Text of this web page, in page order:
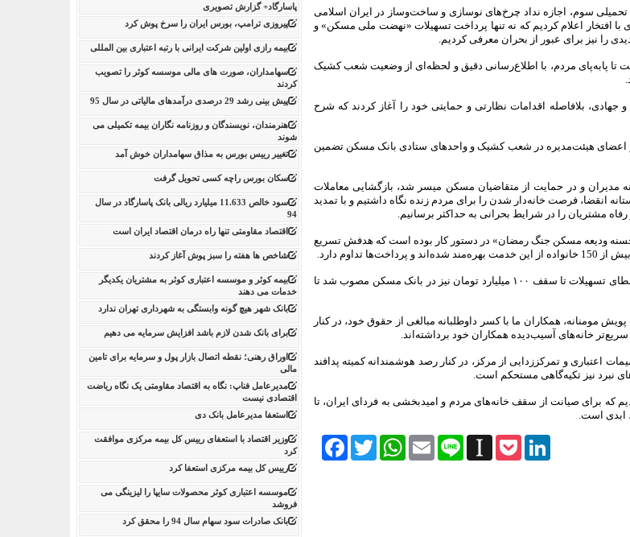
پاسارگاد+ گزارش تصویری
پیروزی ترامپ، بورس ایران را سرخ پوش کرد
بیمه رازی اولین شرکت ایرانی با رتبه اعتباری بین المللی
سهامداران، صورت های مالی موسسه کوثر را تصویب
کردند
پیش بینی رشد 29 درصدی درآمدهای مالیاتی در سال 95
هنرمندان، نویسندگان و روزنامه نگاران بیمه تکمیلی می
شوند
تغییر رییس بورس به مذاق سهامداران خوش آمد
سکان بورس راچه کسی تحویل گرفت
سود خالص 11.633 میلیارد ریالی بانک پاسارگاد در سال
94
اقتصاد مقاومتی تنها راه درمان اقتصاد ایران است
شاخص ها هفته را سبز پوش آغاز کردند
بیمه کوثر و موسسه اعتباری کوثر به مشتریان یکدیگر
خدمات می دهند
بانک شهر هیچ گونه وابستگی به شهرداری تهران ندارد
برای بانک شدن لازم باشد افزایش سرمایه می دهیم
اوراق رهنی؛ نقطه اتصال بازار پول و سرمایه برای تامین
مالی
مدیرعامل فناپ: نگاه به اقتصاد مقاومتی یک نگاه ریاضت
اقتصادی نیست
استعفا مدیرعامل بانک دی
وزیر اقتصاد با استعفای رییس کل بیمه مرکزی موافقت
کرد
رییس کل بیمه مرکزی استعفا کرد
موسسه اعتباری کوثر محصولات سایپا را لیزینگی می
فروشد
بانک صادرات سود سهام سال 94 را محقق کرد
سوم، اجازه نداد چرخ‌های نوسازی و ساخت‌وساز در ایران اسلامی
افتخار اعلام کردیم که نه تنها پرداخت تسهیلات «نهضت ملی مسکن» و
را نیز برای عبور از بحران معرفی کردیم.
تا پا‌به‌پای مردم، با اطلاع‌رسانی دقیق و لحظه‌ای از وضعیت شعب کشیک
و جهادی، بلافاصله اقدامات نظارتی و حمایتی خود را آغاز کردند که شرح
و اعضای هیئت‌مدیره در شعب کشیک و واحدهای ستادی بانک مسکن تضمین
مدیران و در حمایت از متقاضیان مسکن میسر شد، بازگشایی معاملات
انقضا، فرصت خانه‌دار شدن را برای مردم زنده نگاه داشتیم و با تمدید
مشتریان را در شرایط بحرانی به حداکثر برسانیم.
پراهمیت ۳۰۰ تا ۷۰۰ میلیون تومانی «قرض‌الحسنه ودیعه مسکن جنگ رمضان» در دستور کار بوده است که هدفش تسریع
دارد.
۱۰۰ میلیارد تومان نیز در بانک مسکن مصوب شد تا
مومنانه، همکاران ما با کسر داوطلبانه مبالغی از حقوق خود، در کنار
خانه‌های آسیب‌دیده همکاران خود برداشته‌اند.
اعتباری و تمرکززدایی از مرکز، در کنار رصد هوشمندانه کمیته پدافند
نبرد نیز تکیه‌گاهی مستحکم است.
که برای صیانت از سقف خانه‌های مردم و امیدبخشی به فردای ایران، تا
ابدی است.
Facebook TwitterWhatsApp Email LineInstapaper PocketLinkedIn